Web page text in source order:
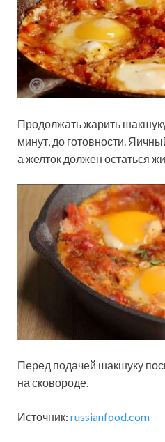
Продолжать жарить
минут, до готовности.
а желток должен остаться
Перед подачей шакшуку
на сковороде.
Источник: russianfood.com